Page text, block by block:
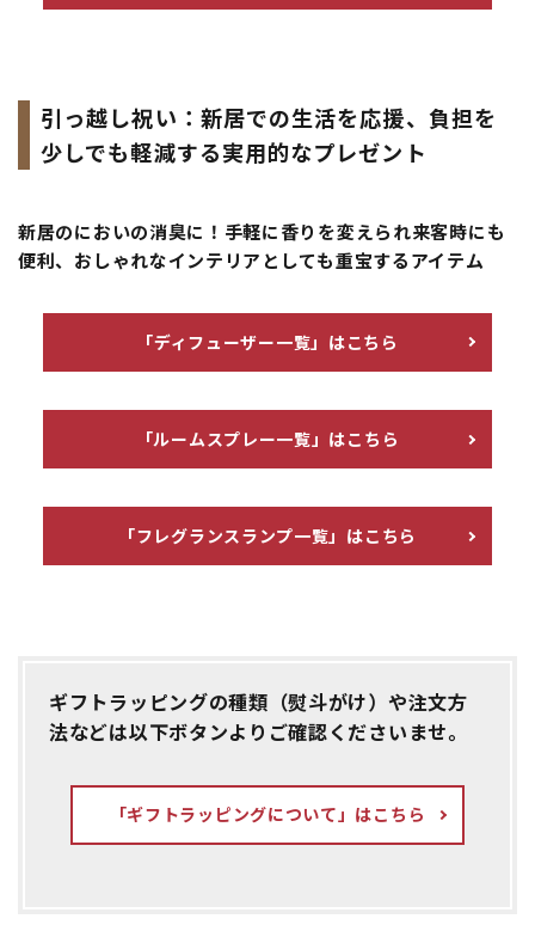
引っ越し祝い：新居での生活を応援、負担を
少しでも軽減する実用的なプレゼント
新居のにおいの消臭に！手軽に香りを変えられ来客時にも
便利、おしゃれなインテリアとしても重宝するアイテム
「ディフューザー一覧」はこちら
「ルームスプレー一覧」はこちら
「フレグランスランプ一覧」はこちら
ギフトラッピングの種類（熨斗がけ）や注文方
法などは以下ボタンよりご確認くださいませ。
「ギフトラッピングについて」はこちら